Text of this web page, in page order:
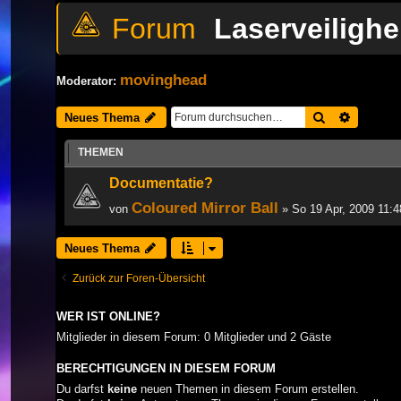
Moderator: movinghead
Neues Thema Suche
THEMEN
Documentatie?
von Coloured Mirror Ball » So 19 Apr, 2009
Neues Thema
Zurück zur Foren-Übersicht
WER IST ONLINE?
Mitglieder in diesem Forum: 0 Mitglieder und 2 Gäste
BERECHTIGUNGEN IN DIESEM FORUM
Du darfst keine neuen Themen in diesem Forum erstellen.